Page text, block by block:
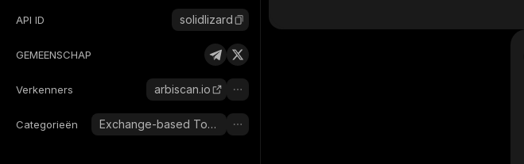
API ID solidlizard
GEMEENSCHAP
Verkenners arbiscan.io
Categorieën Exchange-based Tokens